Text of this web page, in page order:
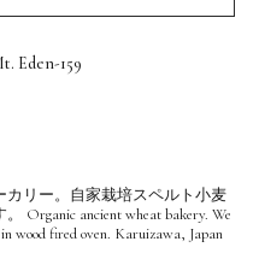
Eden-159
リー。自家栽培スペルト小麦
Organic ancient wheat bakery. We
wood fired oven. Karuizawa, Japan